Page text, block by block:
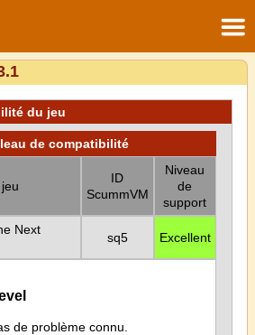
du jeu
de compatibilité
ID
ScummVM
Niveau
de
support
Next
sq5 Excellent
de problème connu.